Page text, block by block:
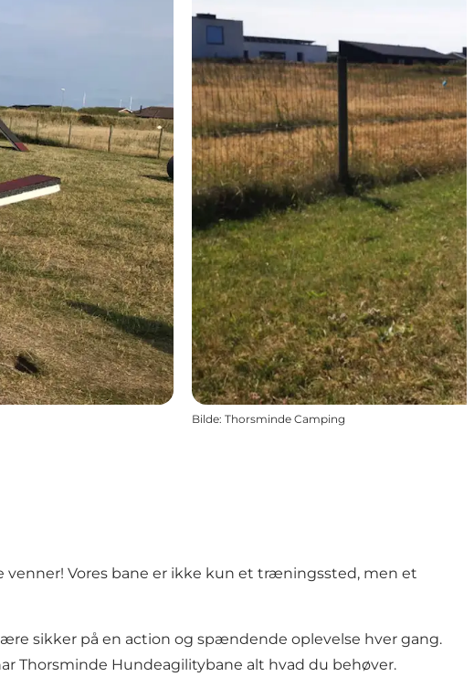
Bilde: Thorsminde Camping
Vores bane er ikke kun et træningssted, men et
sikker på en action og spændende oplevelse hver gang.
Thorsminde Hundeagilitybane alt hvad du behøver.